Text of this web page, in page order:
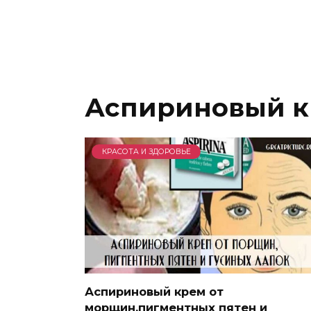
Аспириновый
КРАСОТА И ЗДОРОВЬЕ
Аспириновый крем от
морщин,пигментных пятен и